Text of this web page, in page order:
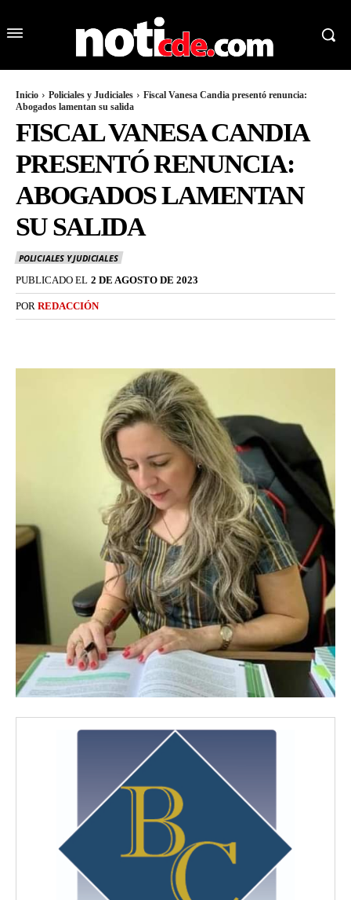
Inicio Policiales y Judiciales
Fiscal Vanesa Candia presentó renuncia:
Abogados lamentan su salida
FISCAL VANESA CANDIA
PRESENTÓ RENUNCIA:
ABOGADOS LAMENTAN
SU SALIDA
POLICIALES Y JUDICIALES
PUBLICADO EL 2 DE AGOSTO DE 2023
POR REDACCIÓN